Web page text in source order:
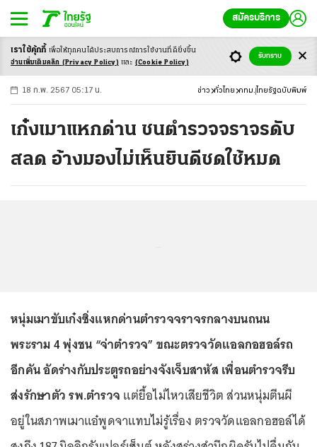
สมัครบริการ
-ก ก ก+
18 ก.พ. 2567 05:17 น. ข่าว ทั่วไทย กทม. ไทยรัฐฉบับพิมพ์
เก๋งเมาแหกด่าน ชนตำรวจจราจรดับ
สลด อ้างมองไม่เห็นยินดีชดใช้หมด
หนุ่มเมาขับเก๋งซิ่งแหกด่านตำรวจจราจรกลางบนถนน
พระราม 4 พุ่งชน “จ่าตำรวจ” ขณะตรวจวัดแอลกอฮอล์รถ
อีกคัน อัดร่างกับประตูรถอย่างจังเจ็บสาหัส เพื่อนตำรวจรีบ
ส่งรักษาตัว รพ.ตำรวจ แต่ยื้อไม่ไหวเสียชีวิต ส่วนหนุ่มตีนผี
อยู่ในสภาพเมาแอ๋พูดจาแทบไม่รู้เรื่อง ตรวจวัดแอลกอฮอล์ได้
เราใช้คุ้กกี้ เพื่อให้ทุกคนได้ประสบการณ์การใช้งานที่ดียิ่งขึ้น
อ่านเพิ่มเติมคลิก (Privacy Policy) และ (Cookie Policy)
รับทราบ